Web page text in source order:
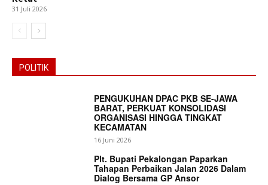
31 Juli 2026
POLITIK
PENGUKUHAN DPAC PKB SE-JAWA
BARAT, PERKUAT KONSOLIDASI
ORGANISASI HINGGA TINGKAT
KECAMATAN
16 Juni 2026
Plt. Bupati Pekalongan Paparkan
Tahapan Perbaikan Jalan 2026 Dalam
Dialog Bersama GP Ansor